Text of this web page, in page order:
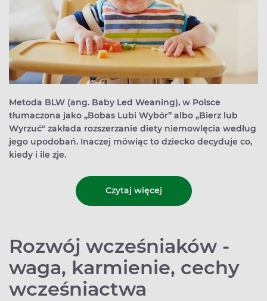
Metoda BLW (ang. Baby Led Weaning), w Polsce
tłumaczona jako „Bobas Lubi Wybór” albo „Bierz lub
Wyrzuć" zakłada rozszerzanie diety niemowlęcia według
jego upodobań. Inaczej mówiąc to dziecko decyduje co,
kiedy i ile zje.
Czytaj więcej
Rozwój wcześniaków -
waga, karmienie, cechy
wcześniactwa